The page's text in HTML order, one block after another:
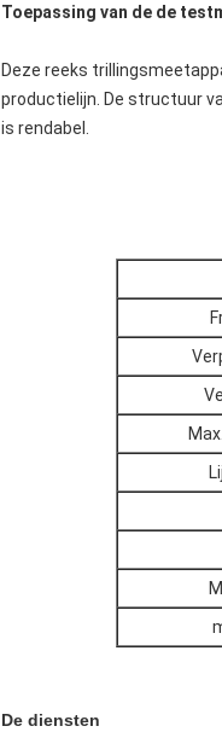
Toepassing van de de
Deze reeks
productielijn. De structuur
is rendabel.
De diensten